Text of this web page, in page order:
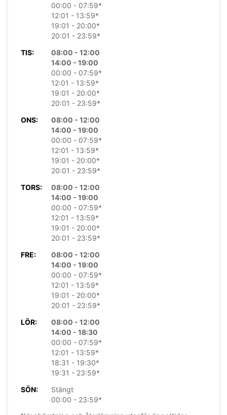
00:00 - 07:59*
12:01 - 13:59*
19:01 - 20:00*
20:01 - 23:59*
TIS:
08:00 - 12:00
14:00 - 19:00
00:00 - 07:59*
12:01 - 13:59*
19:01 - 20:00*
20:01 - 23:59*
ONS:
08:00 - 12:00
14:00 - 19:00
00:00 - 07:59*
12:01 - 13:59*
19:01 - 20:00*
20:01 - 23:59*
TORS:
08:00 - 12:00
14:00 - 19:00
00:00 - 07:59*
12:01 - 13:59*
19:01 - 20:00*
20:01 - 23:59*
FRE:
08:00 - 12:00
14:00 - 19:00
00:00 - 07:59*
12:01 - 13:59*
19:01 - 20:00*
20:01 - 23:59*
LÖR:
08:00 - 12:00
14:00 - 18:30
00:00 - 07:59*
12:01 - 13:59*
18:31 - 19:30*
19:31 - 23:59*
SÖN:
Stängt
00:00 - 23:59*